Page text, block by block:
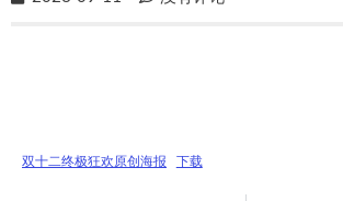
双十二终极狂欢原创海报 下载